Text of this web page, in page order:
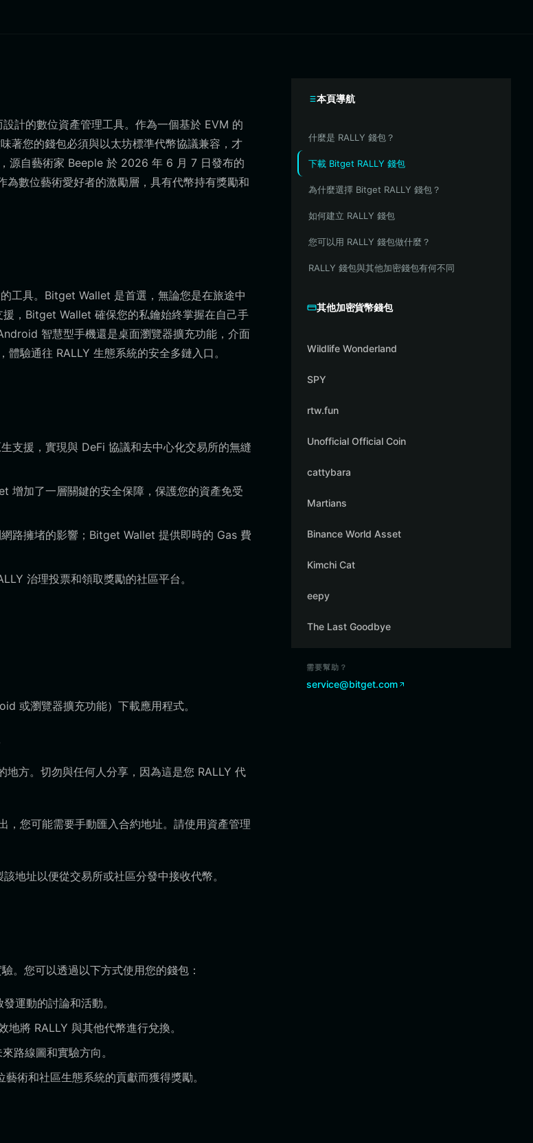
計的數位資產管理工具。作為一個基於 EVM 的
著您的錢包必須與以太坊標準代幣協議兼容，才
源自藝術家 Beeple 於 2026 年 6 月 7 日發布的
數位藝術愛好者的激勵層，具有代幣持有獎勵和
工具。Bitget Wallet 是首選，無論您是在旅途中
，Bitget Wallet 確保您的私鑰始終掌握在自己手
智慧型手機還是桌面瀏覽器擴充功能，介面
，體驗通往 RALLY 生態系統的安全多鏈入口。
支援，實現與 DeFi 協議和去中心化交易所的無縫
增加了一層關鍵的安全保障，保護您的資產免受
路擁堵的影響；Bitget Wallet 提供即時的 Gas 費
治理投票和領取獎勵的社區平台。
或瀏覽器擴充功能）下載應用程式。
方。切勿與任何人分享，因為這是您 RALLY 代
，您可能需要手動匯入合約地址。請使用資產管理
地址以便從交易所或社區分發中接收代幣。
。您可以透過以下方式使用您的錢包：
運動的討論和活動。
將 RALLY 與其他代幣進行兌換。
路線圖和實驗方向。
術和社區生態系統的貢獻而獲得獎勵。
本頁導航
什麼是 RALLY 錢包？
下載 Bitget RALLY 錢包
為什麼選擇 Bitget RALLY 錢包？
如何建立 RALLY 錢包
您可以用 RALLY 錢包做什麼？
RALLY 錢包與其他加密錢包有何不同
其他加密貨幣錢包
Wildlife Wonderland
SPY
rtw.fun
Unofficial Official Coin
cattybara
Martians
Binance World Asset
Kimchi Cat
eepy
The Last Goodbye
需要幫助？
service@bitget.com